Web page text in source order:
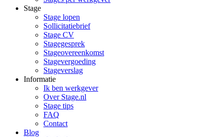
Stage
Stage lopen
Sollicitatiebrief
Stage CV
Stagegesprek
Stageovereenkomst
Stagevergoeding
Stageverslag
Informatie
Ik ben werkgever
Over Stage.nl
Stage tips
FAQ
Contact
Blog